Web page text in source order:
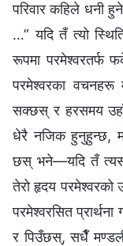
परिवार कहिले धनी
…” यदि तँ त्यो
रूपमा परमेश्‍वरतर्फ
परमेश्‍वरका वचनहरू
सक्छस् र हरसमय
धेरै नजिक हुनुहुन्छ,
छस् भने—यदि तँ त्यस
तेरो हृदय परमेश्‍वरको
परमेश्‍वरसित
र पिउँछस्, सधैँ